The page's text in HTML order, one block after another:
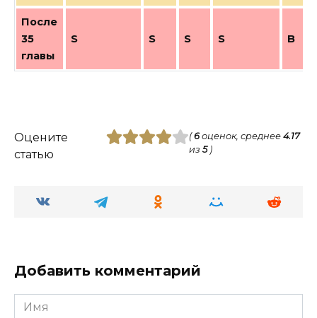
После
35
главы
S S S S B
Оцените
статью
(6оценок, среднее 4.17
из 5)
Добавить комментарий
Имя